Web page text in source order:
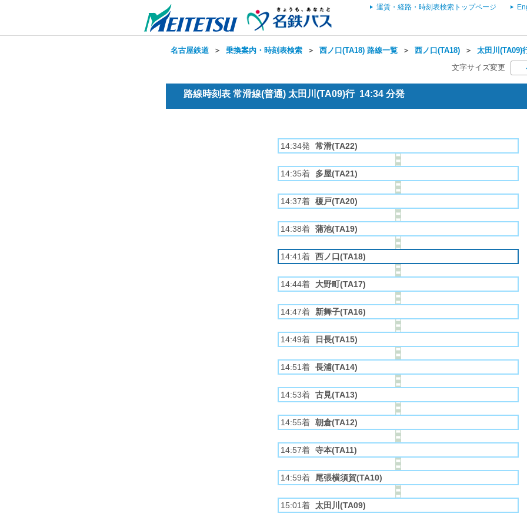
運賃・経路・時刻表検索トップページ
名古屋鉄道 ＞ 乗換案内・時刻表検索 ＞ 西ノ口(TA18) 路線一覧 ＞ 西ノ口(TA18) ＞ 太田川(TA09)
文字サイズ変更
路線時刻表 常滑線(普通) 太田川(TA09)行 14:34 分発
14:34発 常滑(TA22)
14:35着 多屋(TA21)
14:37着 榎戸(TA20)
14:38着 蒲池(TA19)
14:41着 西ノ口(TA18)
14:44着 大野町(TA17)
14:47着 新舞子(TA16)
14:49着 日長(TA15)
14:51着 長浦(TA14)
14:53着 古見(TA13)
14:55着 朝倉(TA12)
14:57着 寺本(TA11)
14:59着 尾張横須賀(TA10)
15:01着 太田川(TA09)